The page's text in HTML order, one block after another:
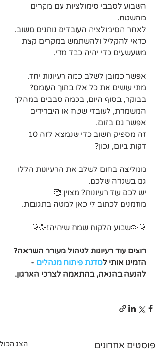
השבוע לסבבי סימולציות עם מקרים
מהשטח.
לאחר הסימולציה העובדים נותנים משוב.
כדאי להקליל ולהשתמש במקרים קצת
משעשעים כדי יהיה כבד מדי.
אפשר כמובן לשלב כמה רעיונות יחד.
מתי עושים את כל אלו בתוך העומס?
בבוקר, בסוף היום, בכמה סבבים במהלך
המשמרת, לעובדי שטח או היברידים
אפשר גם בזום.
דקות ביום, נכון?
ממליצה בחום לשלב את הרעיונות הללו
גם בשגרה שלכם.
יש לכם עוד רעיונות? מצוין!🥰
מוזמנים לכתוב לי כאן למטה בתגובות.
🎊🥳שבוע הלקוח שמח שיהיה!🥳🎊
רוצים עוד רעיונות לניהול מעורר השראה?
הזמינו אותי לסדנת פיתוח מנהלים -
להנעה בהנאה, בהתאמה לצרכי הארגון.
פוסטים אחרונים הצג הכול